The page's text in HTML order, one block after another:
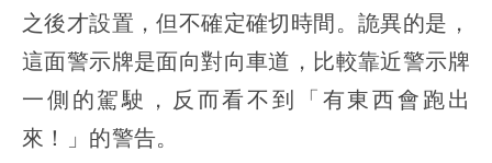
之後才設置，但不確定確切時間。詭異的是，
這面警示牌是面向對向車道，比較靠近警示牌
一側的駕駛，反而看不到「有東西會跑出
來！」的警告。